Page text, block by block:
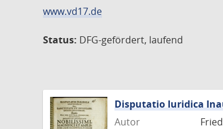
www.vd17.de
Status: DFG-gefördert, laufend
Disputatio Iuridica
Autor